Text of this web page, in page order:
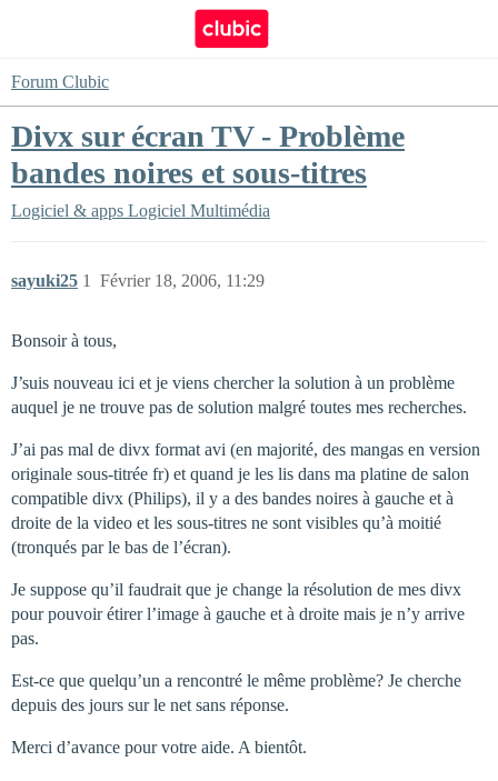
Forum Clubic
Divx sur écran TV - Problème
bandes noires et sous-titres
Logiciel & apps Logiciel Multimédia
sayuki25 Février 18, 2006, 11:29
1
Bonsoir à tous,
J’suis nouveau ici et je viens chercher la solution à un problème
auquel je ne trouve pas de solution malgré toutes mes recherches.
J’ai pas mal de divx format avi (en majorité, des mangas en version
originale sous-titrée fr) et quand je les lis dans ma platine de salon
compatible divx (Philips), il y a des bandes noires à gauche et à
droite de la video et les sous-titres ne sont visibles qu’à moitié
(tronqués par le bas de l’écran).
Je suppose qu’il faudrait que je change la résolution de mes divx
pour pouvoir étirer l’image à gauche et à droite mais je n’y arrive
pas.
Est-ce que quelqu’un a rencontré le même problème? Je cherche
depuis des jours sur le net sans réponse.
Merci d’avance pour votre aide. A bientôt.